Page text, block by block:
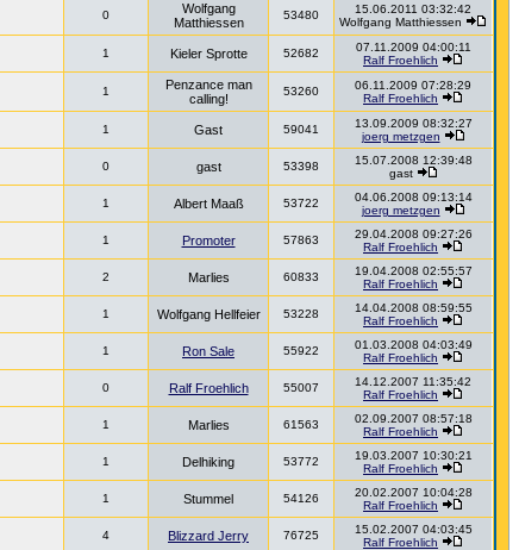
0
Wolfgang
Matthiessen
53480
15.06.2011 03:32:42
Wolfgang Matthiessen
1 Kieler Sprotte 52682
07.11.2009 04:00:11
Ralf Froehlich
1
Penzance man
calling!
53260
06.11.2009 07:28:29
Ralf Froehlich
1 Gast 59041
13.09.2009 08:32:27
joerg metzgen
0 gast 53398
15.07.2008 12:39:48
gast
1 Albert Maaß 53722
04.06.2008 09:13:14
joerg metzgen
1 Promoter 57863
29.04.2008 09:27:26
Ralf Froehlich
2 Marlies 60833
19.04.2008 02:55:57
Ralf Froehlich
1 Wolfgang Hellfeier 53228
14.04.2008 08:59:55
Ralf Froehlich
1 Ron Sale 55922
01.03.2008 04:03:49
Ralf Froehlich
0 Ralf Froehlich 55007
14.12.2007 11:35:42
Ralf Froehlich
1 Marlies 61563
02.09.2007 08:57:18
Ralf Froehlich
1 Delhiking 53772
19.03.2007 10:30:21
Ralf Froehlich
1 Stummel 54126
20.02.2007 10:04:28
Ralf Froehlich
4 Blizzard Jerry 76725
15.02.2007 04:03:45
Ralf Froehlich